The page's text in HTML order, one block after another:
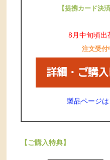
【提携カード決
8月中旬頃出
注文受付
製品ページ
【ご購入特典】